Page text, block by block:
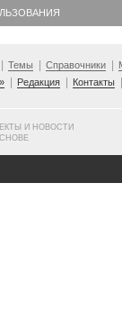
Темы Справочники
Редакция Контакты
И НОВОСТИ